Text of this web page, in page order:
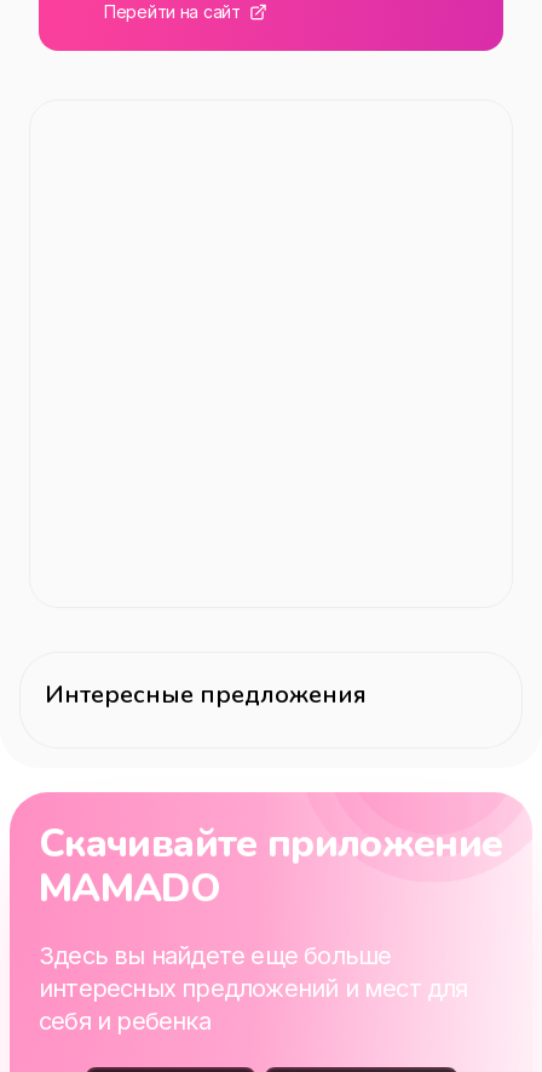
Перейти на сайт
Интересные предложения
Скачивайте приложение
MAMADO
Здесь вы найдете еще больше
интересных предложений и мест для
себя и ребенка